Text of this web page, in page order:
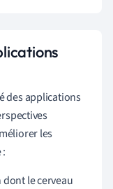
des applications
les
:
le cerveau